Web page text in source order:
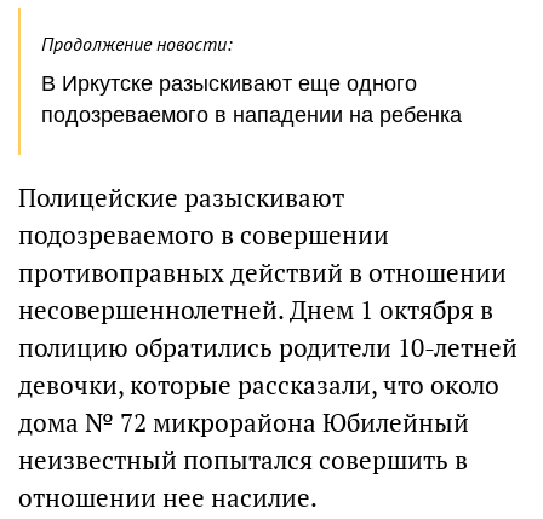
Продолжение новости:
В Иркутске разыскивают еще одного
подозреваемого в нападении на ребенка
Полицейские разыскивают
подозреваемого в совершении
противоправных действий в отношении
несовершеннолетней. Днем 1 октября в
полицию обратились родители 10-летней
девочки, которые рассказали, что около
дома № 72 микрорайона Юбилейный
неизвестный попытался совершить в
отношении нее насилие.